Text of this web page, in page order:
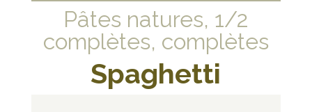
Pâtes natures, 1/2
complètes, complètes
Spaghetti